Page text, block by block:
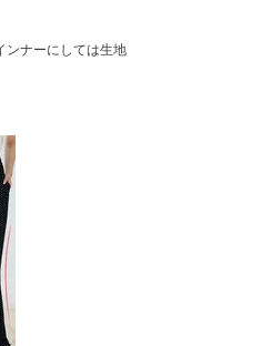
ンナーにしては生地